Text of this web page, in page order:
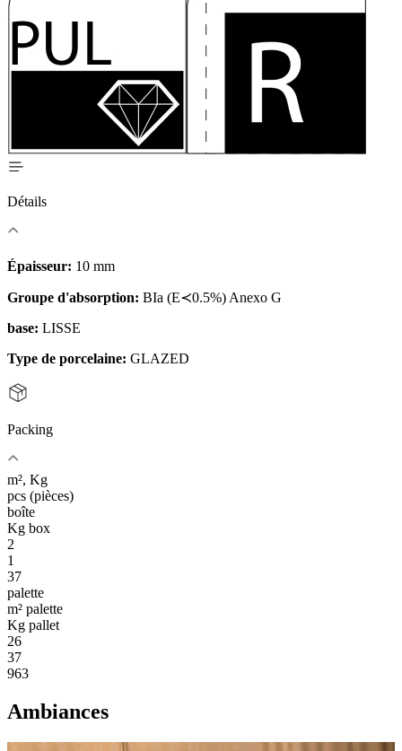
Détails
Épaisseur: 10 mm
Groupe d'absorption: BIa (E≺0.5%) Anexo G
base: LISSE
Type de porcelaine: GLAZED
Packing
m², Kg
pcs (pièces)
boîte
Kg box
2
1
37
palette
m² palette
Kg pallet
26
37
963
Ambiances